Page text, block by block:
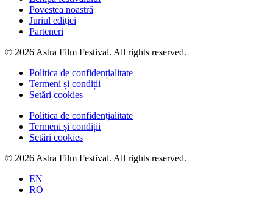
Povestea noastră
Juriul ediției
Parteneri
© 2026 Astra Film Festival. All rights reserved.
Politica de confidențialitate
Termeni și condiții
Setări cookies
Politica de confidențialitate
Termeni și condiții
Setări cookies
© 2026 Astra Film Festival. All rights reserved.
EN
RO